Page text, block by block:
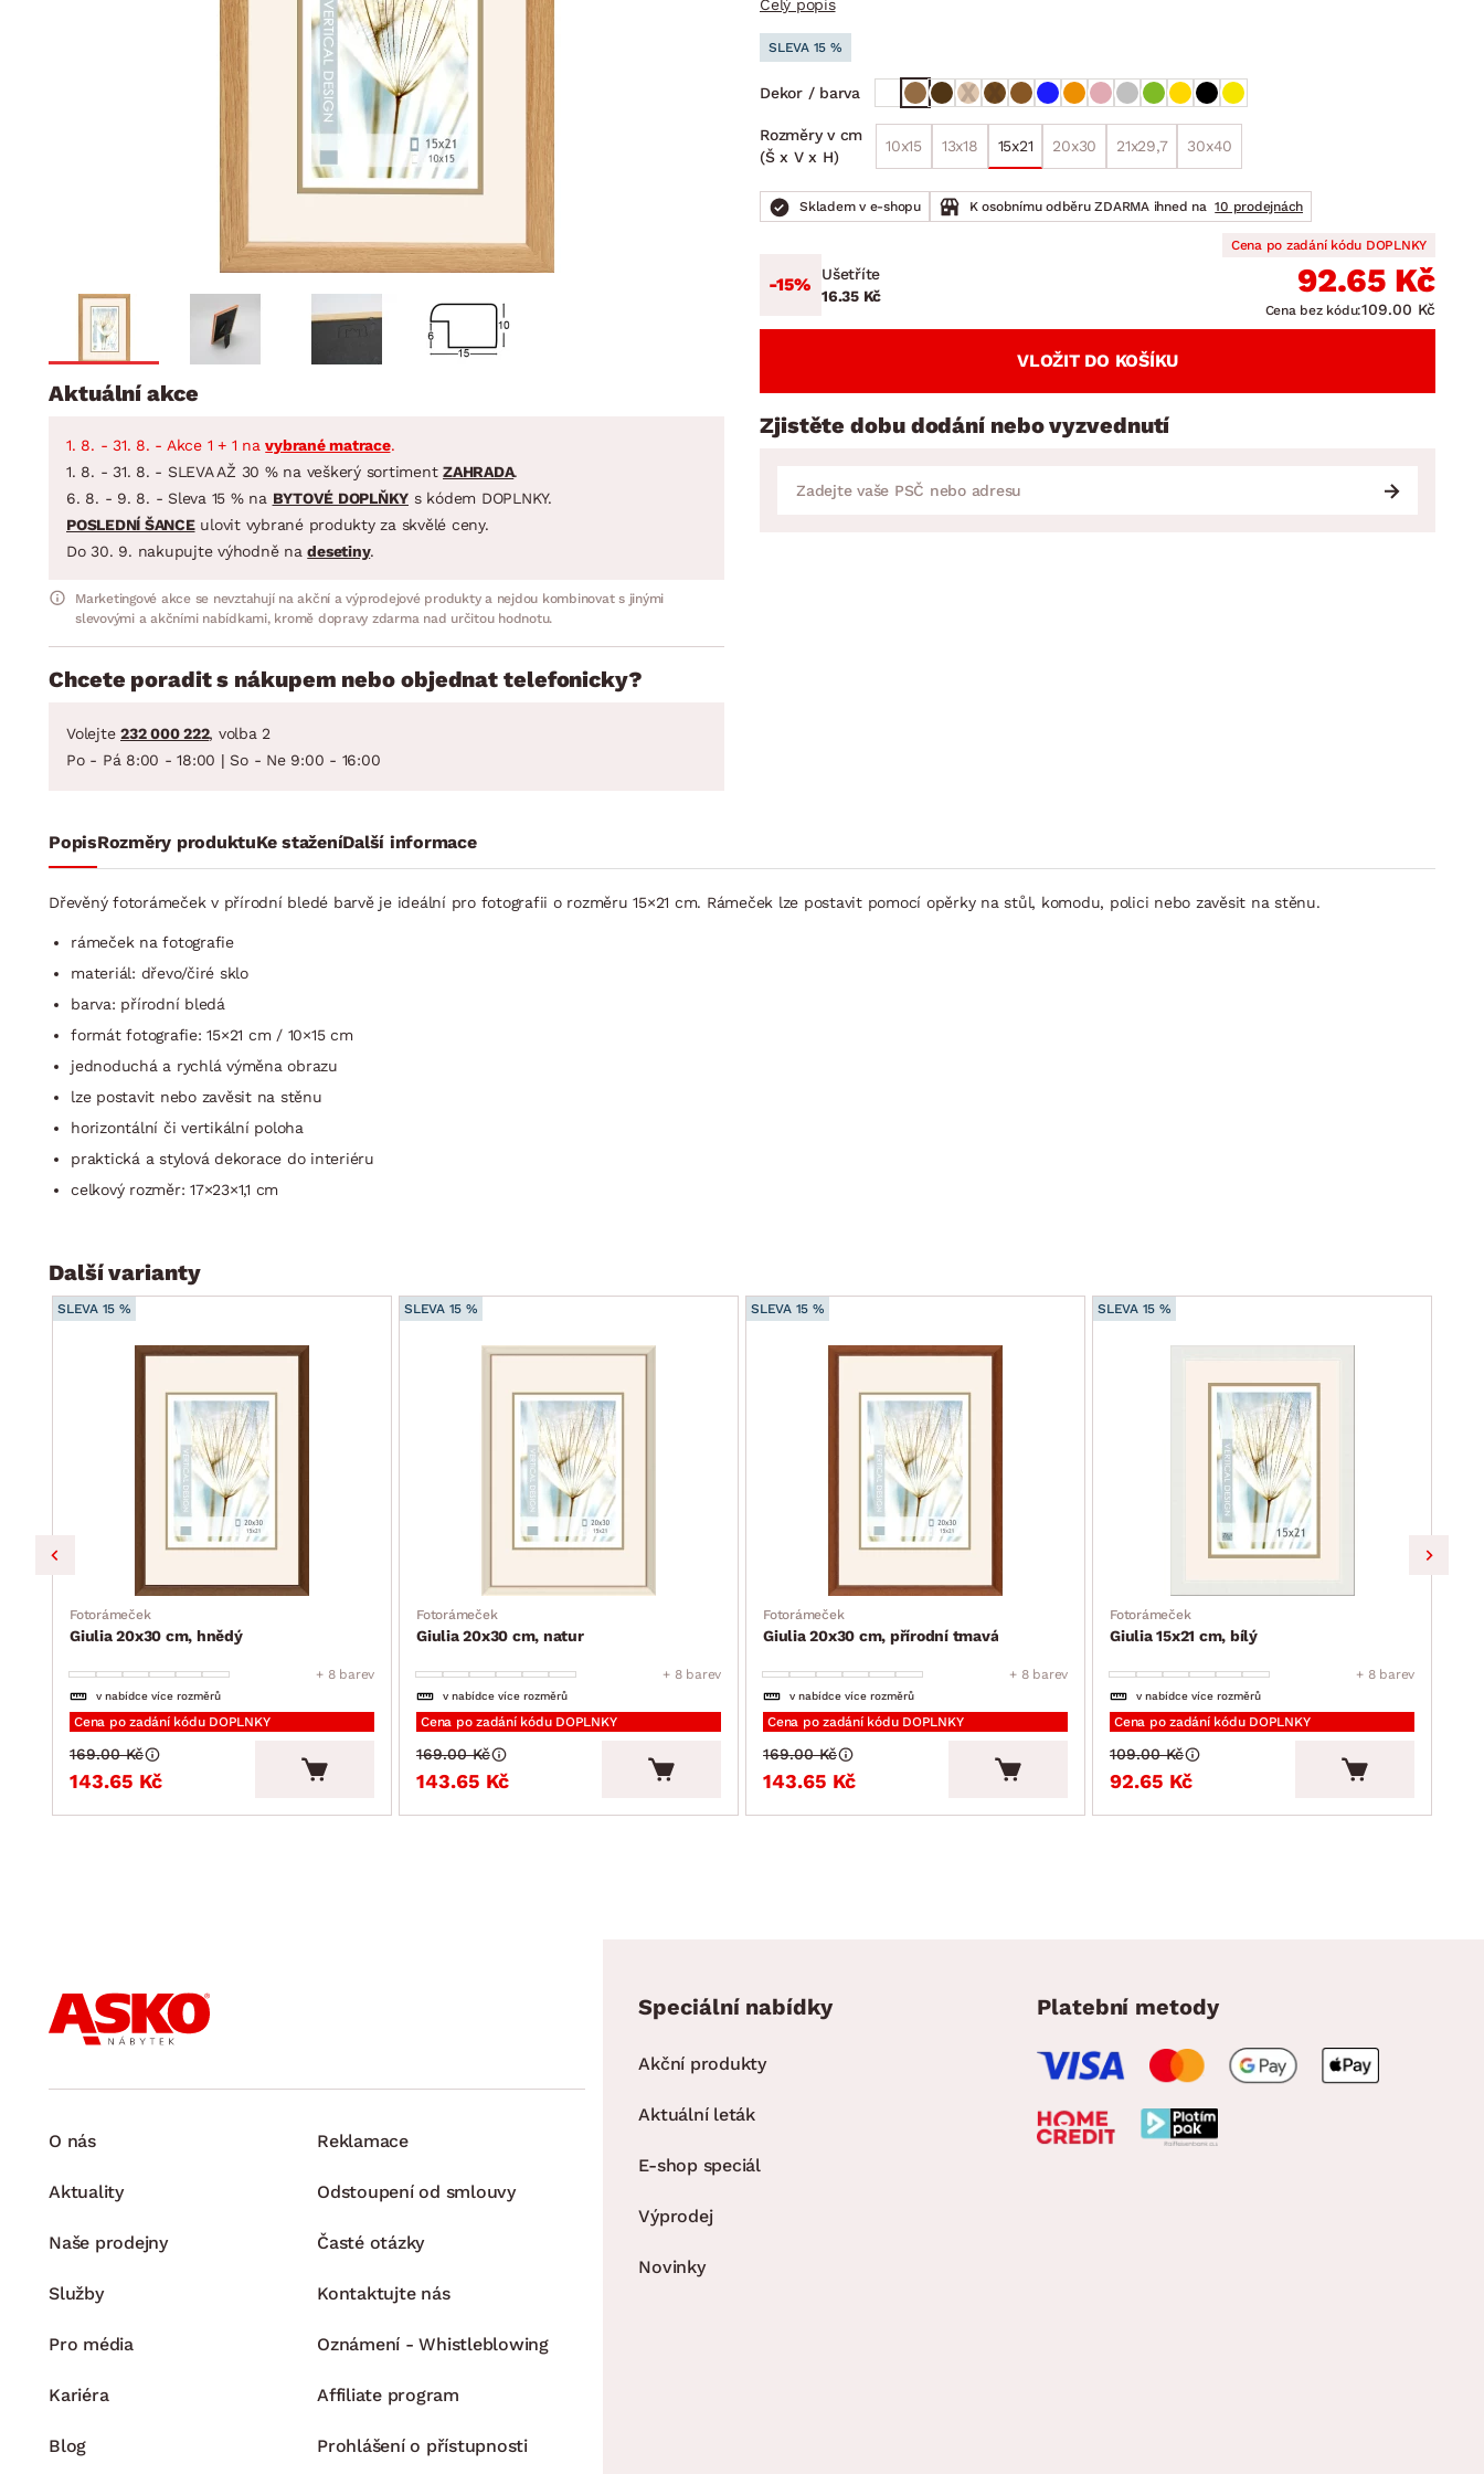
Předsíň, šatna a chodba
STOLOVÁNÍ A VAŘENÍ
Jídelní servis
Příbory
Hrnce
Zobrazit vše
DOMÁCÍ SPOTŘEBIČE
Koupelnové sestavy
Jídelní sestavy
Zahradní sestavy
Celý popis
SLEVA 15 %
Dekor / barva
Rozměry v cm
(Š x V x H)
10x15 13x18 15x21 20x30 21x29,7 30x40
Skladem v e-shopu K osobnímu odběru ZDARMA ihned na 10 prodejnách
-15%
Ušetříte
16.35 Kč
Cena po zadání kódu DOPLNKY
92.65 Kč
Cena bez kódu:109.00 Kč
VLOŽIT DO KOŠÍKU
Zjistěte dobu dodání nebo vyzvednutí
Aktuální akce
1. 8. - 31. 8. - Akce 1 + 1 navybrané matrace.
1. 8. - 31. 8. - SLEVA AŽ 30 % na veškerý sortiment ZAHRADA.
6. 8. - 9. 8. - Sleva 15 % na BYTOVÉ DOPLŇKY s kódem DOPLNKY.
POSLEDNÍ ŠANCEulovit vybrané produkty za skvělé ceny.
Do 30. 9. nakupujte výhodně nadesetiny.
Marketingové akce se nevztahují na akční a výprodejové produkty a nejdou kombinovat s jinými
slevovými a akčními nabídkami, kromě dopravy zdarma nad určitou hodnotu.
Chcete poradit s nákupem nebo objednat telefonicky?
Volejte 232 000 222, volba 2
Po - Pá 8:00 - 18:00 | So - Ne 9:00 - 16:00
PopisRozměry produktuKe staženíDalší informace
Dřevěný fotorámeček v přírodní bledé barvě je ideální pro fotografii o rozměru 15×21 cm. Rámeček lze postavit pomocí opěrky na stůl, komodu, polici nebo zavěsit na stěnu.
rámeček na fotografie
materiál: dřevo/čiré sklo
barva: přírodní bledá
formát fotografie: 15×21 cm / 10×15 cm
jednoduchá a rychlá výměna obrazu
lze postavit nebo zavěsit na stěnu
horizontální či vertikální poloha
praktická a stylová dekorace do interiéru
celkový rozměr: 17×23×1,1 cm
Další varianty
SLEVA 15 %
Fotorámeček
Giulia 20x30 cm, hnědý
+ 8 barev
v nabídce více rozměrů
Cena po zadání kódu DOPLNKY
143.65 Kč
169.00 Kč
SLEVA 15 %
Fotorámeček
Giulia 20x30 cm, natur
+ 8 barev
v nabídce více rozměrů
Cena po zadání kódu DOPLNKY
143.65 Kč
169.00 Kč
SLEVA 15 %
Fotorámeček
Giulia 20x30 cm, přírodní tmavá
+ 8 barev
v nabídce více rozměrů
Cena po zadání kódu DOPLNKY
143.65 Kč
169.00 Kč
SLEVA 15 %
Fotorámeček
Giulia 15x21 cm, bílý
+ 8 barev
v nabídce více rozměrů
Cena po zadání kódu DOPLNKY
92.65 Kč
109.00 Kč
O nás
Aktuality
Naše prodejny
Služby
Pro média
Kariéra
Blog
Reklamace
Odstoupení od smlouvy
Časté otázky
Kontaktujte nás
Oznámení - Whistleblowing
Affiliate program
Prohlášení o přístupnosti
Speciální nabídky
Akční produkty
Aktuální leták
E-shop speciál
Výprodej
Novinky
Platební metody